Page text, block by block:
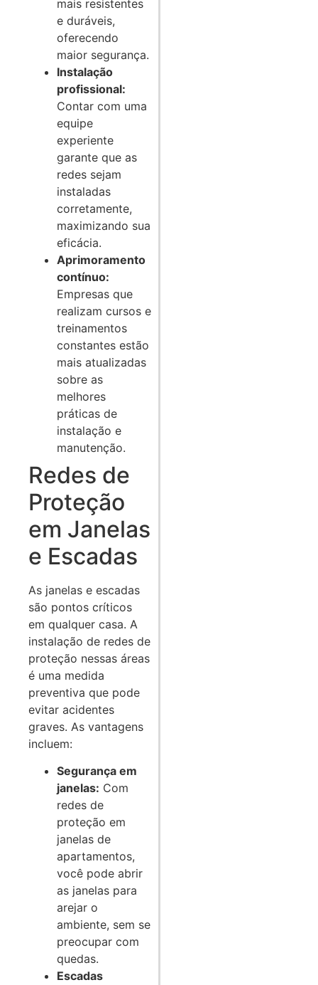
mais resistentes
e duráveis,
oferecendo
maior segurança.
Instalação
profissional:
Contar com uma
equipe
experiente
garante que as
redes sejam
instaladas
corretamente,
maximizando sua
eficácia.
Aprimoramento
contínuo:
Empresas que
realizam cursos e
treinamentos
constantes estão
mais atualizadas
sobre as
melhores
práticas de
instalação e
manutenção.
Redes de
Proteção
em Janelas
e Escadas
As janelas e escadas
são pontos críticos
em qualquer casa. A
instalação de redes de
proteção nessas áreas
é uma medida
preventiva que pode
evitar acidentes
graves. As vantagens
incluem:
Segurança em
janelas: Com
redes de
proteção em
janelas de
apartamentos,
você pode abrir
as janelas para
arejar o
ambiente, sem se
preocupar com
quedas.
Escadas